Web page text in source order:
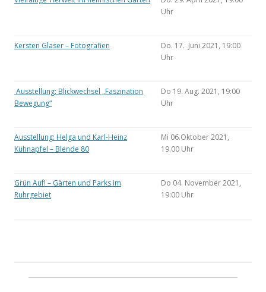
Uhr
Kersten Glaser – Fotografien
Do. 17. Juni 2021, 19:00
Uhr
Ausstellung: Blickwechsel „Faszination
Bewegung“
Do 19. Aug. 2021, 19:00
Uhr
Ausstellung: Helga und Karl-Heinz
Kühnapfel – Blende 80
Mi 06.Oktober 2021,
19.00 Uhr
Grün Auf! – Gärten und Parks im
Ruhrgebiet
Do 04. November 2021,
19:00 Uhr